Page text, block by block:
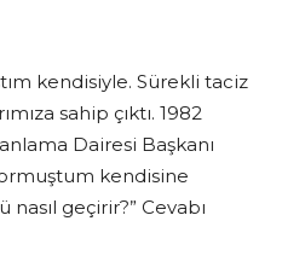
kendisiyle. Sürekli taciz
sahip çıktı. 1982
Dairesi Başkanı
kendisine
geçirir?” Cevabı